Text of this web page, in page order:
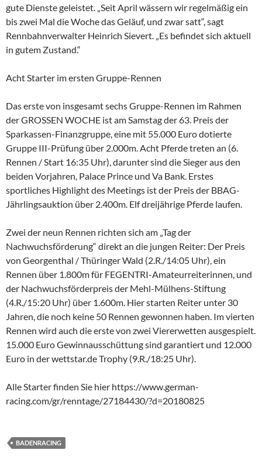
gute Dienste geleistet. „Seit April wässern wir regelmäßig ein
bis zwei Mal die Woche das Geläuf, und zwar satt“, sagt
Rennbahnverwalter Heinrich Sievert. „Es befindet sich aktuell
in gutem Zustand.“
Acht Starter im ersten Gruppe-Rennen
Das erste von insgesamt sechs Gruppe-Rennen im Rahmen
der GROSSEN WOCHE ist am Samstag der 63. Preis der
Sparkassen-Finanzgruppe, eine mit 55.000 Euro dotierte
Gruppe III-Prüfung über 2.000m. Acht Pferde treten an (6.
Rennen / Start 16:35 Uhr), darunter sind die Sieger aus den
beiden Vorjahren, Palace Prince und Va Bank. Erstes
sportliches Highlight des Meetings ist der Preis der BBAG-
Jährlingsauktion über 2.400m. Elf dreijährige Pferde laufen.
Zwei der neun Rennen richten sich am „Tag der
Nachwuchsförderung“ direkt an die jungen Reiter: Der Preis
von Georgenthal / Thüringer Wald (2.R./14:05 Uhr), ein
Rennen über 1.800m für FEGENTRI-Amateurreiterinnen, und
der Nachwuchsförderpreis der Mehl-Mülhens-Stiftung
(4.R./15:20 Uhr) über 1.600m. Hier starten Reiter unter 30
Jahren, die noch keine 50 Rennen gewonnen haben. Im vierten
Rennen wird auch die erste von zwei Viererwetten ausgespielt.
15.000 Euro Gewinnausschüttung sind garantiert und 12.000
Euro in der wettstar.de Trophy (9.R./18:25 Uhr).
Alle Starter finden Sie hier https://www.german-
racing.com/gr/renntage/27184430/?d=20180825
BADENRACING